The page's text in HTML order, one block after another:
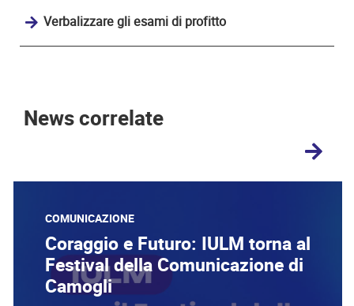
Verbalizzare gli esami di profitto
News correlate
COMUNICAZIONE
Coraggio e Futuro: IULM torna al
Festival della Comunicazione di
Camogli